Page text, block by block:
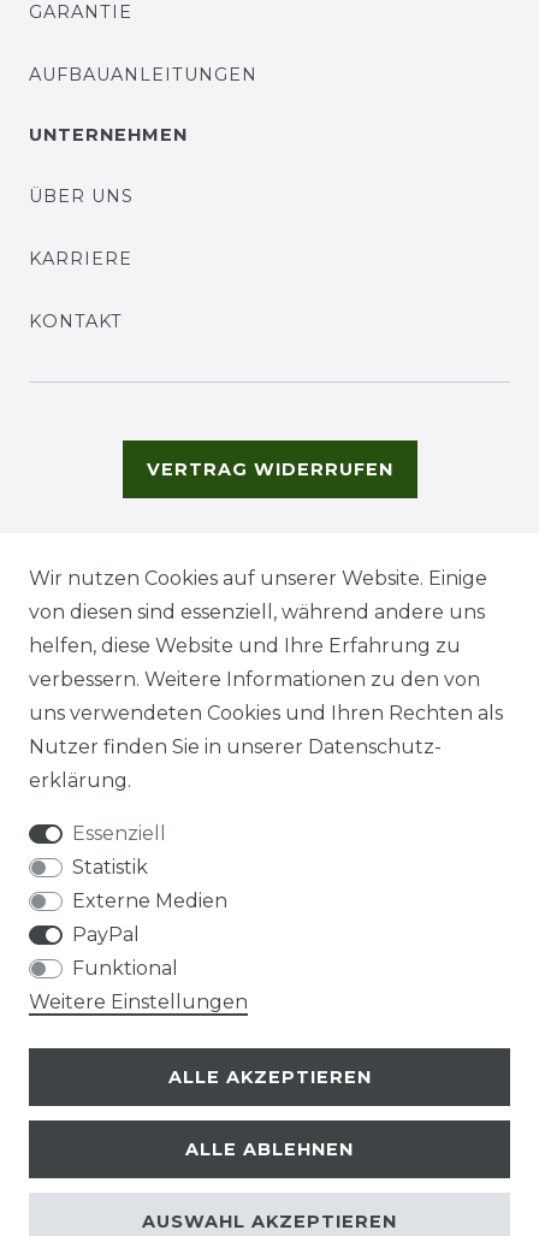
GARANTIE
AUFBAUANLEITUNGEN
UNTERNEHMEN
ÜBER UNS
KARRIERE
KONTAKT
VERTRAG WIDERRUFEN
© Copyright 2026 | Alle Rechte vorbehalten.
Wir nutzen Cookies auf unserer Website. Einige
von diesen sind essenziell, während andere uns
helfen, diese Website und Ihre Erfahrung zu
verbessern. Weitere Informationen zu den von
uns verwendeten Cookies und Ihren Rechten als
Nutzer finden Sie in unserer Daten­schutz­
erklärung.
Essenziell
Statistik
Externe Medien
PayPal
Funktional
Weitere Einstellungen
ALLE AKZEPTIEREN
ALLE ABLEHNEN
AUSWAHL AKZEPTIEREN